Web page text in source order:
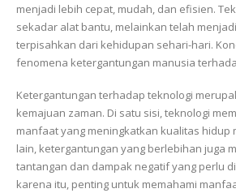
menjadi lebih cepat, mudah, dan efisien.
sekadar alat bantu, melainkan telah
terpisahkan dari kehidupan sehari-hari.
fenomena ketergantungan manusia
Ketergantungan terhadap teknologi
kemajuan zaman. Di satu sisi, teknologi
manfaat yang meningkatkan kualitas hidup
lain, ketergantungan yang berlebihan juga
tantangan dan dampak negatif yang perlu
karena itu, penting untuk memahami